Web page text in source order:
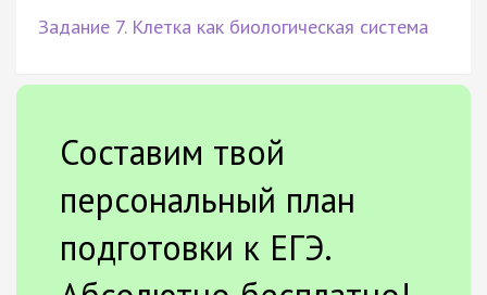
Задание 7. Клетка как биологическая система
Составим твой
персональный план
подготовки к ЕГЭ.